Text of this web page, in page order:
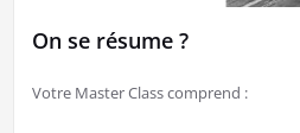
On se résume ?
Votre Master Class comprend :